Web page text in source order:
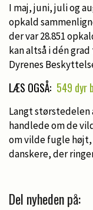
I maj, juni, juli og
opkald
der var 28.851
kan altså i dén
Dyrenes
LÆS OGSÅ: 549 dyr
Langt størstedelen
handlede om de
om vilde fugle højt,
danskere, der
Del nyheden på: